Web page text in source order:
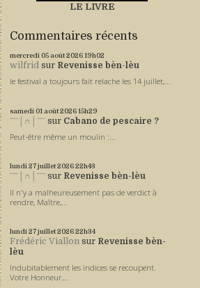
LE LIVRE
Commentaires récents
mercredi 05 août 202619h02
wilfrid sur Revenisse bèn-lèu
le festival a toujours fait relache les 14 juillet,...
samedi 01 août 202615h29
ˉˉˉ│∩│ˉˉˉ sur Cabano de pescaire ?
Peut-être même un moulin :...
lundi 27juillet 202622h43
ˉˉˉ│∩│ˉˉˉ sur Revenisse bèn-lèu
Il n'y a malheureusement pas de verdict à
rendre, Maître,...
lundi 27juillet 202622h34
Frédéric Viallon sur Revenisse bèn-
lèu
Indubitablement les indices se recoupent.
Votre Honneur,...